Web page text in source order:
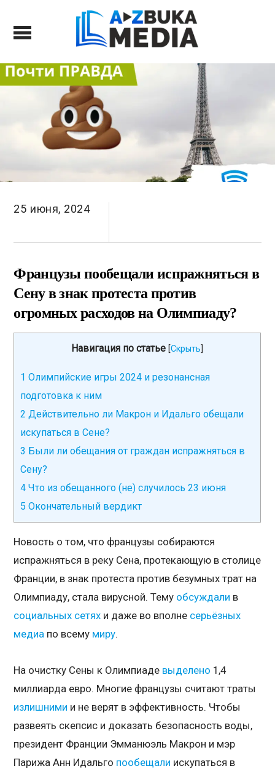
25 июня, 2024
Французы пообещали испражняться в
Сену в знак протеста против
огромных расходов на Олимпиаду?
Навигация по статье [Скрыть
1 Олимпийские игры 2024 и резонансная
подготовка к ним
2 Действительно ли Макрон и Идальго обещали
искупаться в Сене?
3 Были ли обещания от граждан испражняться в
Сену?
4 Что из обещанного (не) случилось 23 июня
5 Окончательный вердикт
Новость о том, что французы собираются
испражняться в реку Сена, протекающую в столице
Франции, в знак протеста против безумных трат на
Олимпиаду, стала вирусной. Тему обсуждали в
социальных сетях и даже во вполне серьёзных
медиа по всему миру.
На очистку Сены к Олимпиаде выделено 1,4
миллиарда евро. Многие французы считают траты
излишними и не верят в эффективность. Чтобы
развеять скепсис и доказать безопасность воды,
президент Франции Эмманюэль Макрон и мэр
Парижа Анн Идальго пообещали искупаться в